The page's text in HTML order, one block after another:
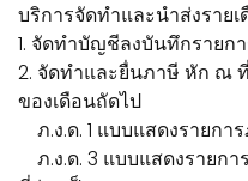
บริการจัดทำและนำส่งราย
1. จัดทำบัญชีลงบันทึกรายก
2. จัดทำและยื่นภาษี หัก ณ
ของเดือนถัดไป
ภ.ง.ด. 1 แบบแสดงรายก
ภ.ง.ด. 3 แบบแสดงราย